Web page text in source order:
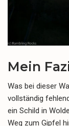
Mein
Was bei dieser
vollständig
ein Schild in
Weg zum Gipfel